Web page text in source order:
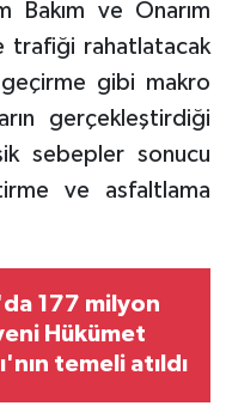
Bakım ve Onarım
trafiği rahatlatacak
gibi makro
gerçekleştirdiği
sebepler sonucu
ve asfaltlama
177 milyon
Hükümet
temeli atıldı